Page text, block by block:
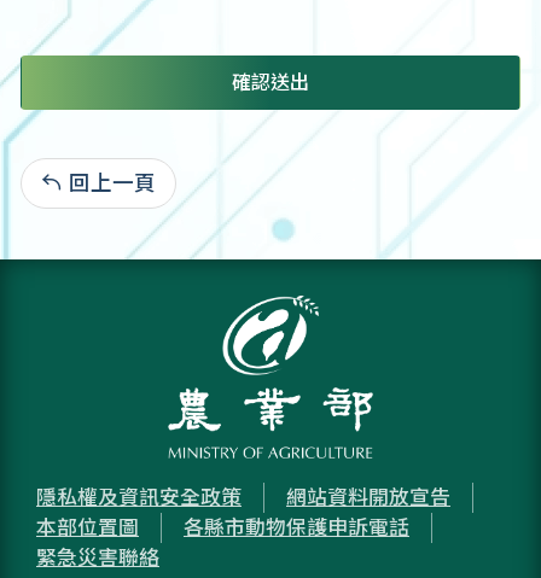
確認送出
回上一頁
隱私權及資訊安全政策
網站資料開放宣告
本部位置圖
各縣市動物保護申訴電話
緊急災害聯絡